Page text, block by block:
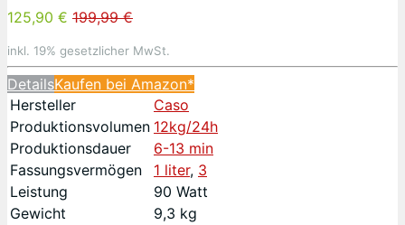
125,90 € 199,99 €
inkl. 19% gesetzlicher MwSt.
DetailsKaufen bei Amazon*
Hersteller
Caso
Produktionsvolumen 12kg/24h
Produktionsdauer
6-13 min
Fassungsvermögen
1 liter, 3
Leistung
90 Watt
Gewicht
9,3 kg